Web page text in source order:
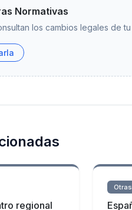
Normativas
los cambios legales de
regional